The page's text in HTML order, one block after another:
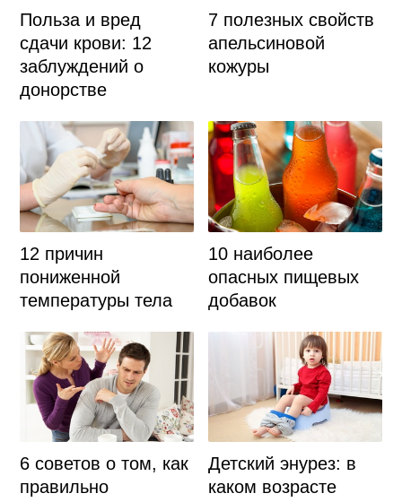
Польза и вред
сдачи крови: 12
заблуждений о
донорстве
7 полезных свойств
апельсиновой
кожуры
12 причин
пониженной
температуры тела
10 наиболее
опасных пищевых
добавок
6 советов о том, как
правильно
Детский энурез: в
каком возрасте